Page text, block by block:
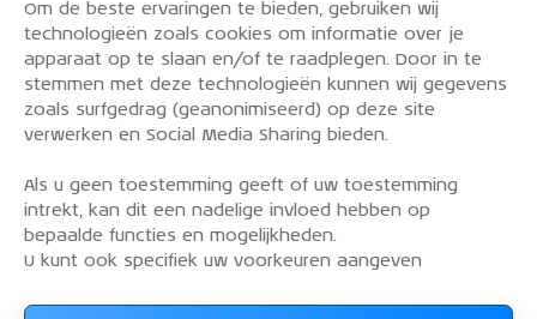
Om de beste ervaringen te bieden, gebruiken wij
technologieën zoals cookies om informatie over je
apparaat op te slaan en/of te raadplegen. Door in te
stemmen met deze technologieën kunnen wij gegevens
zoals surfgedrag (geanonimiseerd) op deze site
verwerken en Social Media Sharing bieden.
Als u geen toestemming geeft of uw toestemming
intrekt, kan dit een nadelige invloed hebben op
bepaalde functies en mogelijkheden.
U kunt ook specifiek uw voorkeuren aangeven
PRIVACY POLICY
OVER DE KLM AEROCLUB
VLIEGLESSEN
VLOOT
Word lid van de KLM Aeroclub. Basis lid, simulator
lid of vliegend lid. Ook niet KLM-ers zijn welkom!